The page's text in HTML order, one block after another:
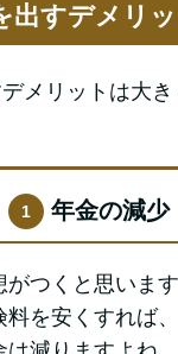
出すデメリッ
メリットは大き
1 年金の減少
つくと思います
を安くすれば、